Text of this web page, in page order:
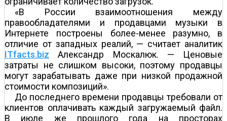
«В России взаимоотношения между
правообладателями и продавцами музыки в
Интернете построены более-менее разумно, в
отличие от западных реалий, — считает аналитик
ITfacts.biz Александр Москалюк. — Ценовые
затраты не слишком высоки, поэтому продавцы
могут зарабатывать даже при низкой продажной
стоимости композиций».
До последнего времени продавцы требовали от
клиентов оплачивать каждый загружаемый файл.
В июле же прошлого года на просторах